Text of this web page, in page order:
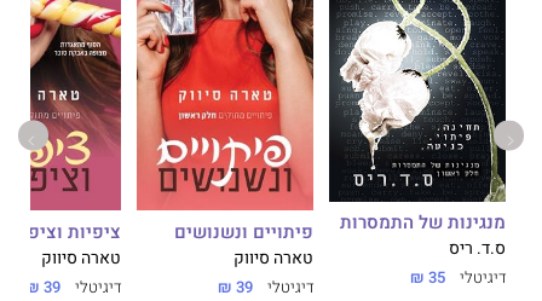
מנגינות של התמסרות
ס.ד. ריס
דיגיטלי 35 ₪
פיתויים ונשנושים
טארה סיווק
דיגיטלי 39 ₪
ציפיות
טארה סיווק
דיגיטלי 39 ₪